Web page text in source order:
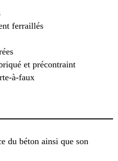
ferraillés
et précontraint
à-faux
du béton ainsi que son